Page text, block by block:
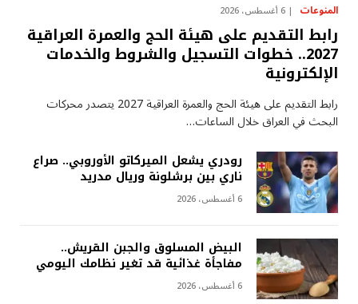
المنوعات 6 أغسطس، 2026
رابط التقديم على هيئة الحج والعمرة العراقية
2027.. خطوات التسجيل والشروط والخدمات
الإلكترونية
رابط التقديم على هيئة الحج والعمرة العراقية 2027 يتصدر محركات
البحث في العراق خلال الساعات…
رودري يشعل الميركاتو الأوروبي.. صراع
ناري بين برشلونة وريال مدريد
6 أغسطس، 2026
البيض المسلوق والجبن القريش..
مفاجأة غذائية قد تغير نظامك اليومي
6 أغسطس، 2026